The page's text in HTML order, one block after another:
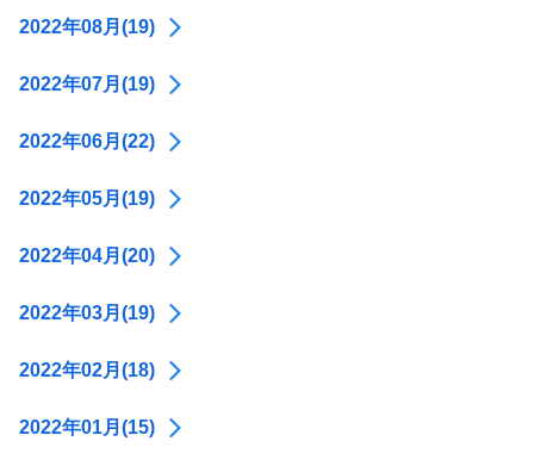
2022年08月(19)
2022年07月(19)
2022年06月(22)
2022年05月(19)
2022年04月(20)
2022年03月(19)
2022年02月(18)
2022年01月(15)